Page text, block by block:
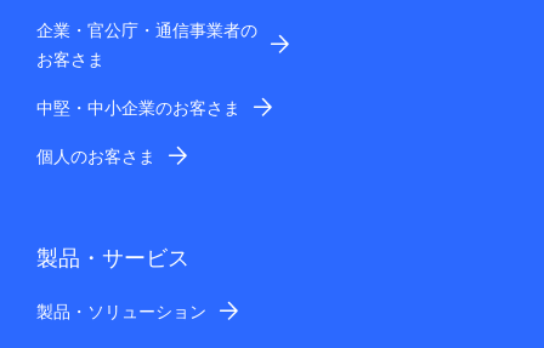
企業・官公庁・通信事業者の
お客さま
中堅・中小企業のお客さま
個人のお客さま
製品・サービス
製品・ソリューション